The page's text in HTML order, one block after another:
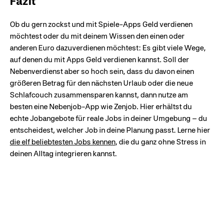
Ob du gern zockst und mit Spiele-Apps Geld verdienen
möchtest oder du mit deinem Wissen den einen oder
anderen Euro dazuverdienen möchtest: Es gibt viele Wege,
auf denen du mit Apps Geld verdienen kannst. Soll der
Nebenverdienst aber so hoch sein, dass du davon einen
größeren Betrag für den nächsten Urlaub oder die neue
Schlafcouch zusammensparen kannst, dann nutze am
besten eine Nebenjob-App wie Zenjob. Hier erhältst du
echte Jobangebote für reale Jobs in deiner Umgebung – du
entscheidest, welcher Job in deine Planung passt. Lerne hier
die elf beliebtesten Jobs kennen, die du ganz ohne Stress in
deinen Alltag integrieren kannst.